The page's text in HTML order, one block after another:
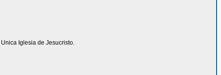
Iglesia de Jesucristo.